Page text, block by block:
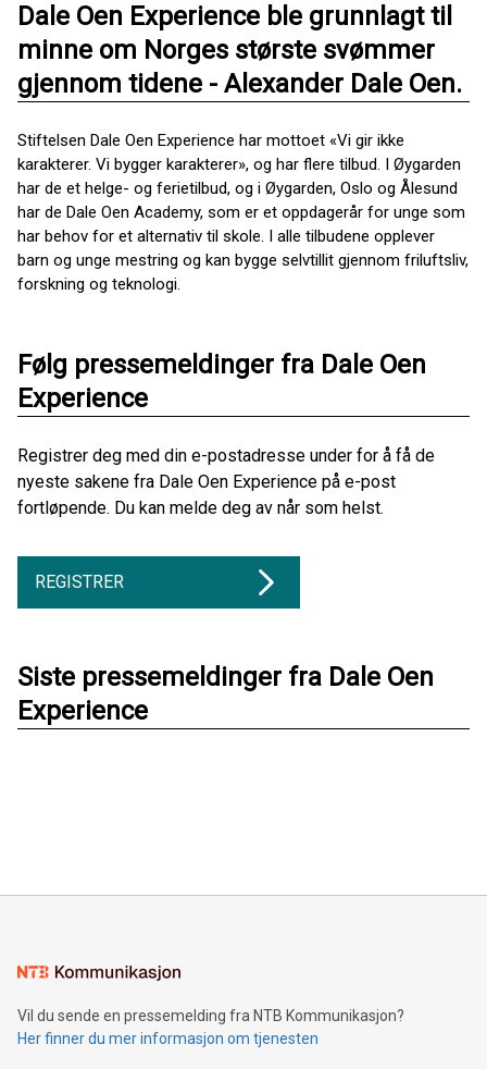
Dale Oen Experience ble grunnlagt til
minne om Norges største svømmer
gjennom tidene - Alexander Dale Oen.
Stiftelsen Dale Oen Experience har mottoet «Vi gir ikke
karakterer. Vi bygger karakterer», og har flere tilbud. I Øygarden
har de et helge- og ferietilbud, og i Øygarden, Oslo og Ålesund
har de Dale Oen Academy, som er et oppdagerår for unge som
har behov for et alternativ til skole. I alle tilbudene opplever
barn og unge mestring og kan bygge selvtillit gjennom friluftsliv,
forskning og teknologi.
Følg pressemeldinger fra Dale Oen
Experience
Registrer deg med din e-postadresse under for å få de
nyeste sakene fra Dale Oen Experience på e-post
fortløpende. Du kan melde deg av når som helst.
REGISTRER
Siste pressemeldinger fra Dale Oen
Experience
Vil du sende en pressemelding fra NTB Kommunikasjon?
Her finner du mer informasjon om tjenesten